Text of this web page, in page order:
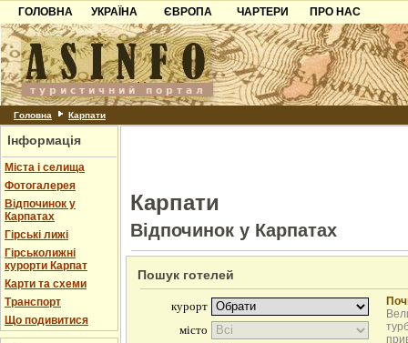
ГОЛОВНА
УКРАЇНА
Карпати
Азов
Причорноморря
Шацьк
ЄВРОПА
Чорногорія
Хорватія
Болгарія
ЧАРТЕРИ
ПРО НАС
Контакти
Партнерам
Додати готель
Головна Карпати
Інформація
Міста і селища
Фотогалерея
Відпочинок у
Карпатах
Гірські лижі
Гірськолижні
курорти Карпат
Карти та схеми
Транспорт
Що подивитися
Карпати
Відпочинок у Карпатах
Пошук готелей